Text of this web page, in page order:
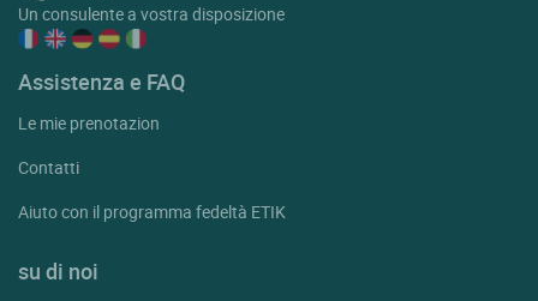
Un consulente a vostra disposizione
Assistenza e FAQ
Le mie prenotazion
Contatti
Aiuto con il programma fedeltà ETIK
su di noi